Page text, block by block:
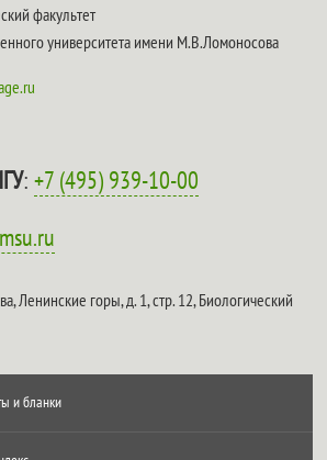
факультет
университета имени М.В.Ломоносова
:+7 (495) 939-10-00
Ленинские горы, д. 1, стр. 12,Биологический
и бланки